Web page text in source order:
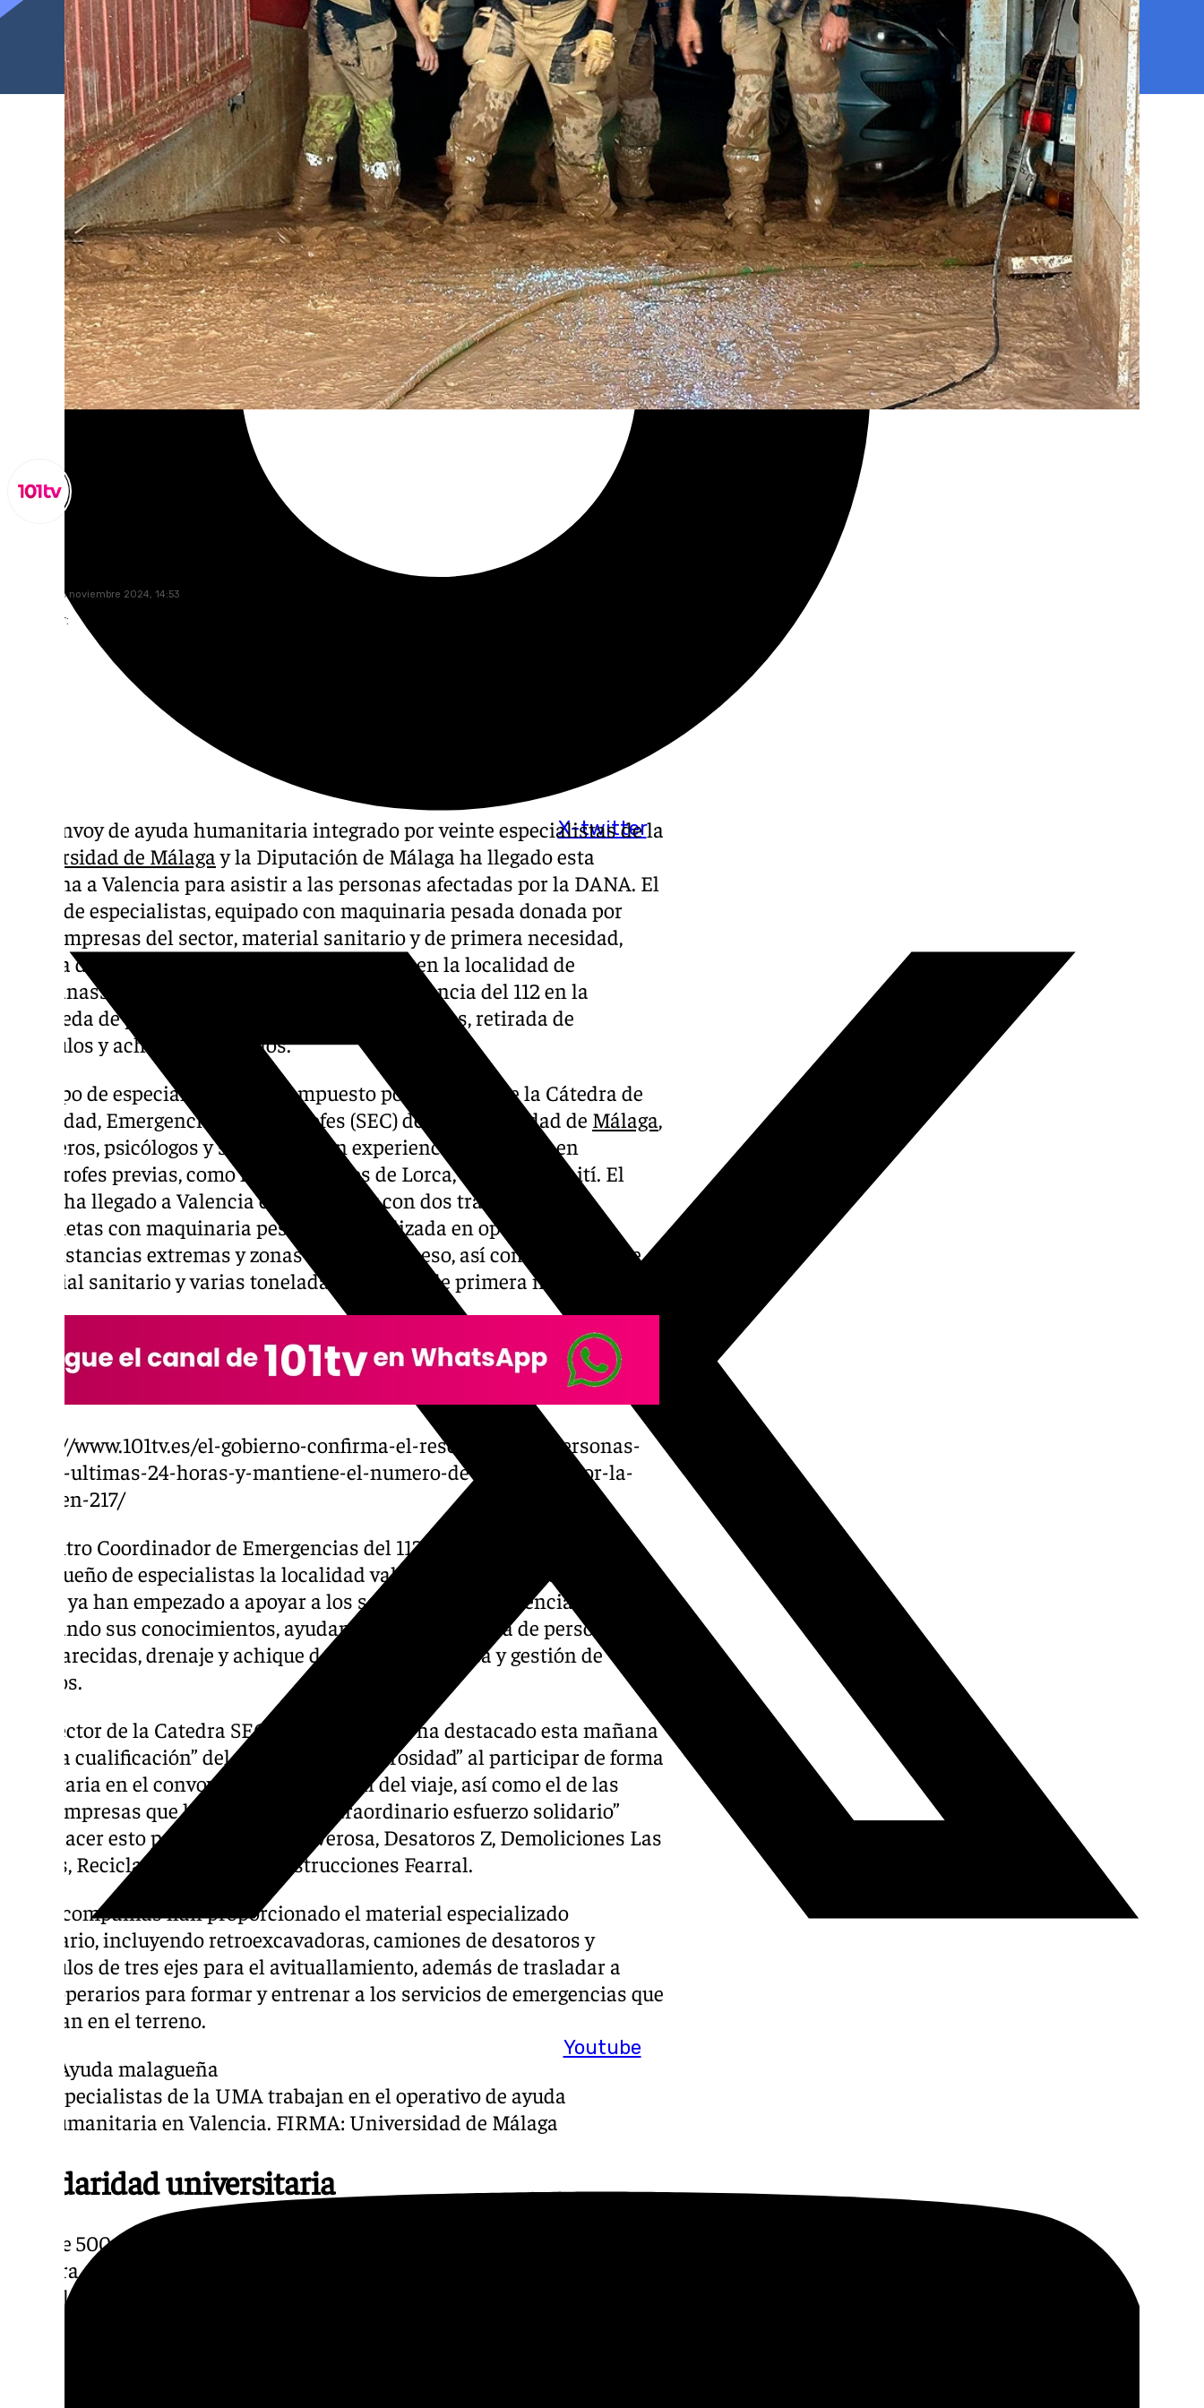
X-twitter
Youtube
miércoles, 6 noviembre 2024, 14:53
Compartir:
Un convoy de ayuda humanitaria integrado por veinte especialistas de la
Universidad de Málaga y la Diputación de Málaga ha llegado esta
mañana a Valencia para asistir a las personas afectadas por la DANA. El
grupo de especialistas, equipado con maquinaria pesada donada por
siete empresas del sector, material sanitario y de primera necesidad,
trabaja desde primera hora de este miércoles en la localidad de
Massanassa, apoyando al dispositivo de emergencia del 112 en la
búsqueda de personas, distribución de suministros, retirada de
vehículos y achique de sótanos.
El grupo de especialistas está compuesto por expertos de la Cátedra de
Seguridad, Emergencias y Catástrofes (SEC) de la Universidad de Málaga,
bomberos, psicólogos y sanitarios con experiencia de trabajo en
catástrofes previas, como los terremotos de Lorca, Turquía y Haití. El
grupo ha llegado a Valencia en un convoy con dos tráiler y cuatro
furgonetas con maquinaria pesada especializada en operar bajo
circunstancias extremas y zonas de difícil acceso, así como abundante
material sanitario y varias toneladas de ayuda de primera necesidad.
https://www.101tv.es/el-gobierno-confirma-el-rescate-de124-personas-
en-las-ultimas-24-horas-y-mantiene-el-numero-de-fallecidos-por-la-
dana-en-217/
El Centro Coordinador de Emergencias del 112 asignó ayer al grupo
malagueño de especialistas la localidad valenciana de Massanassa,
donde ya han empezado a apoyar a los servicios de emergencias,
aportando sus conocimientos, ayudando en la búsqueda de personas
desaparecidas, drenaje y achique de sótanos, logística y gestión de
equipos.
El director de la Catedra SEC, Jesús Miranda, ha destacado esta mañana
la “alta cualificación” del equipo y su “generosidad” al participar de forma
voluntaria en el convoy y la organización del viaje, así como el de las
siete empresas que han hecho un “extraordinario esfuerzo solidario”
para hacer esto posible: Contorve, Verosa, Desatoros Z, Demoliciones Las
Nieves, Reciclados Roster y Construcciones Fearral.
Estas compañías han proporcionado el material especializado
necesario, incluyendo retroexcavadoras, camiones de desatoros y
vehículos de tres ejes para el avituallamiento, además de trasladar a
once operarios para formar y entrenar a los servicios de emergencias que
trabajan en el terreno.
Especialistas de la UMA trabajan en el operativo de ayuda
humanitaria en Valencia. FIRMA: Universidad de Málaga
Solidaridad universitaria
Más de 500 voluntarios de la Universidad de Málaga, coordinados por la
Cátedra de Seguridad, Emergencias y Catástrofes, se movilizaron ayer
para clasificar y empaquetar toneladas de suministros destinados a las